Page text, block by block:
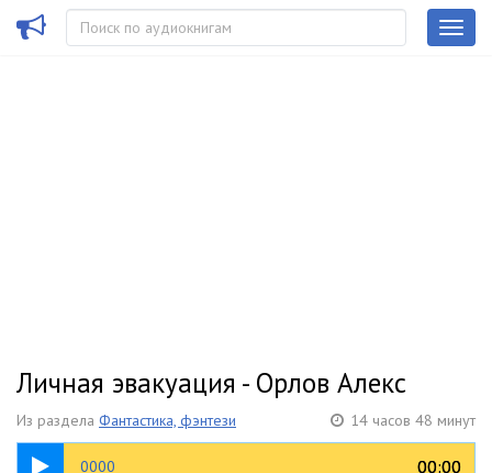
Личная эвакуация - Орлов Алекс
Из раздела Фантастика, фэнтези 14 часов 48 минут
0000 00:00
00:00
00:46